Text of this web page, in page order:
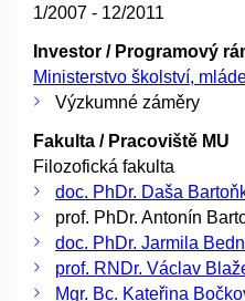
1/2007 - 12/2011
Investor / Programový
Ministerstvo školství,
Výzkumné záměry
Fakulta / Pracoviště MU
Filozofická fakulta
doc. PhDr. Daša
prof. PhDr. Antonín
doc. PhDr. Jarmila
prof. RNDr. Václav
Mgr. Bc. Kateřina